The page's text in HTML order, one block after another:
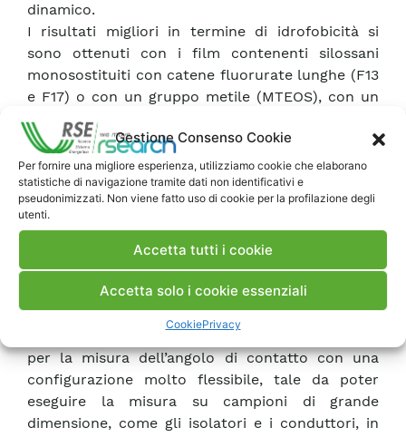
Gestione Consenso Cookie
Per fornire una migliore esperienza, utilizziamo cookie che elaborano
statistiche di navigazione tramite dati non identificativi e
pseudonimizzati. Non viene fatto uso di cookie per la profilazione degli
utenti.
Accetta tutti i cookie
Accetta solo i cookie essenziali
CookiePrivacy
dinamico.
I risultati migliori in termine di idrofobicità si
sono ottenuti con i film contenenti silossani
monosostituiti con catene fluorurate lunghe (F13
e F17) o con un gruppo metile (MTEOS), con un
processo sol gel catalizzato da base, ottenendo
angoli di contatto compresi tra 138 e 147°. Risulta
rilevante il tempo diagitazione del sol che, a
seconda del gruppo funzionalizzante, può dare i
migliori esiti tra le 4 e le 48 ore.
I film più idrofobici sono quelli in cui si sono
fatte due immersioni. I casi nei quali è stato
depositato unprimo film di silice acida hanno
mostrato un miglioramento nell’adesione del
secondo film funzionalizzato.
Infine, è stato allestito presso RSE un apparato
per la misura dell’angolo di contatto con una
configurazione molto flessibile, tale da poter
eseguire la misura su campioni di grande
dimensione, come gli isolatori e i conduttori, in